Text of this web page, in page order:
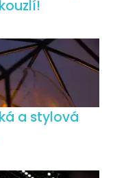
a stylová